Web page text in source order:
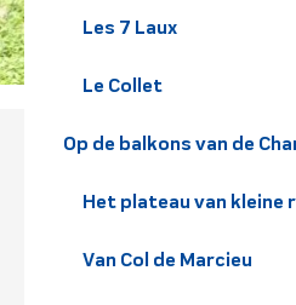
Les 7 Laux
Le Collet
Op de balkons van de
Het plateau van kleine
Van Col de Marcieu